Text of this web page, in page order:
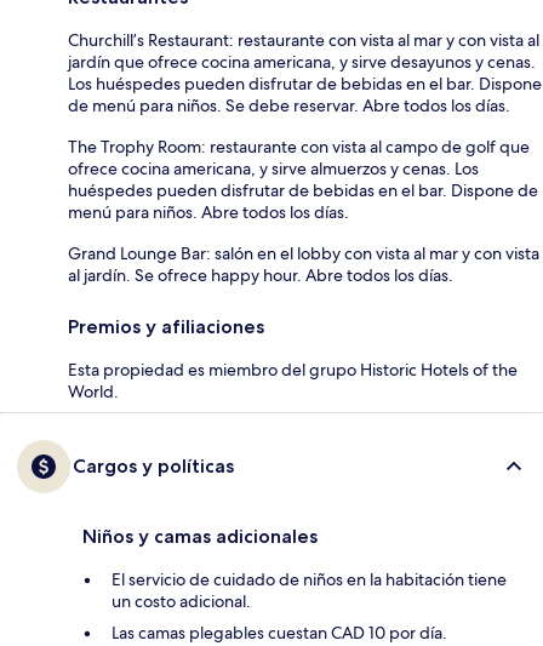
Churchill’s Restaurant: restaurante con vista al mar y con vista al
jardín que ofrece cocina americana, y sirve desayunos y cenas.
Los huéspedes pueden disfrutar de bebidas en el bar. Dispone
de menú para niños. Se debe reservar. Abre todos los días.
The Trophy Room: restaurante con vista al campo de golf que
ofrece cocina americana, y sirve almuerzos y cenas. Los
huéspedes pueden disfrutar de bebidas en el bar. Dispone de
menú para niños. Abre todos los días.
Grand Lounge Bar: salón en el lobby con vista al mar y con vista
al jardín. Se ofrece happy hour. Abre todos los días.
Premios y afiliaciones
Esta propiedad es miembro del grupo Historic Hotels of the
World.
Cargos y políticas
Niños y camas adicionales
El servicio de cuidado de niños en la habitación tiene
un costo adicional.
Las camas plegables cuestan CAD 10 por día.